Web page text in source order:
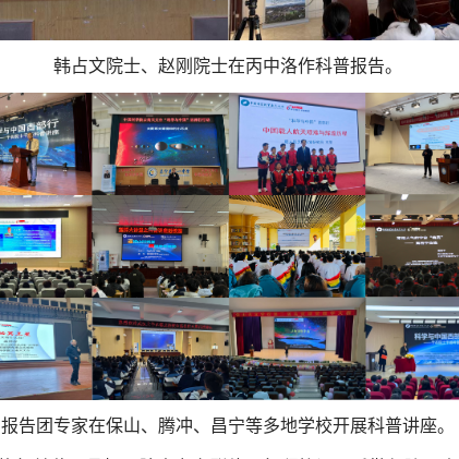
韩占文院士、 赵刚院士在丙中洛作科普报告。
报告团专家在保山、腾冲、昌宁等多地学校开展科普讲座。